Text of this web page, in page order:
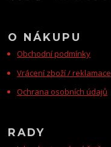
O NÁKUPU
Obchodní podmínky
Vrácení zboží / reklamace
Ochrana osobních údajů
RADY